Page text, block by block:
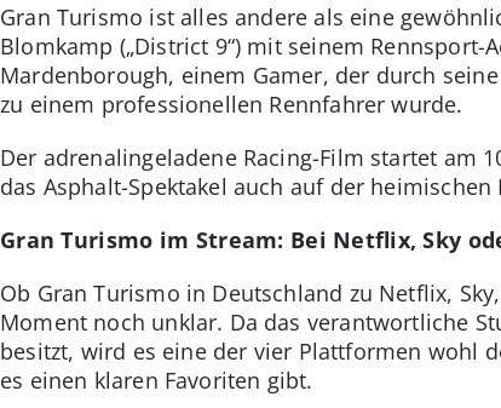
Gran Turismo ist alles andere als eine
Blomkamp („District 9“) mit seinem
Mardenborough, einem Gamer, der durch
zu einem professionellen Rennfahrer wurde.
Der adrenalingeladene Racing-Film startet am
das Asphalt-Spektakel auch auf der
Gran Turismo im Stream: Bei Netflix, Sky
Ob Gran Turismo in Deutschland zu Netflix,
Moment noch unklar. Da das verantwortliche
besitzt, wird es eine der vier Plattformen wohl
es einen klaren Favoriten gibt.